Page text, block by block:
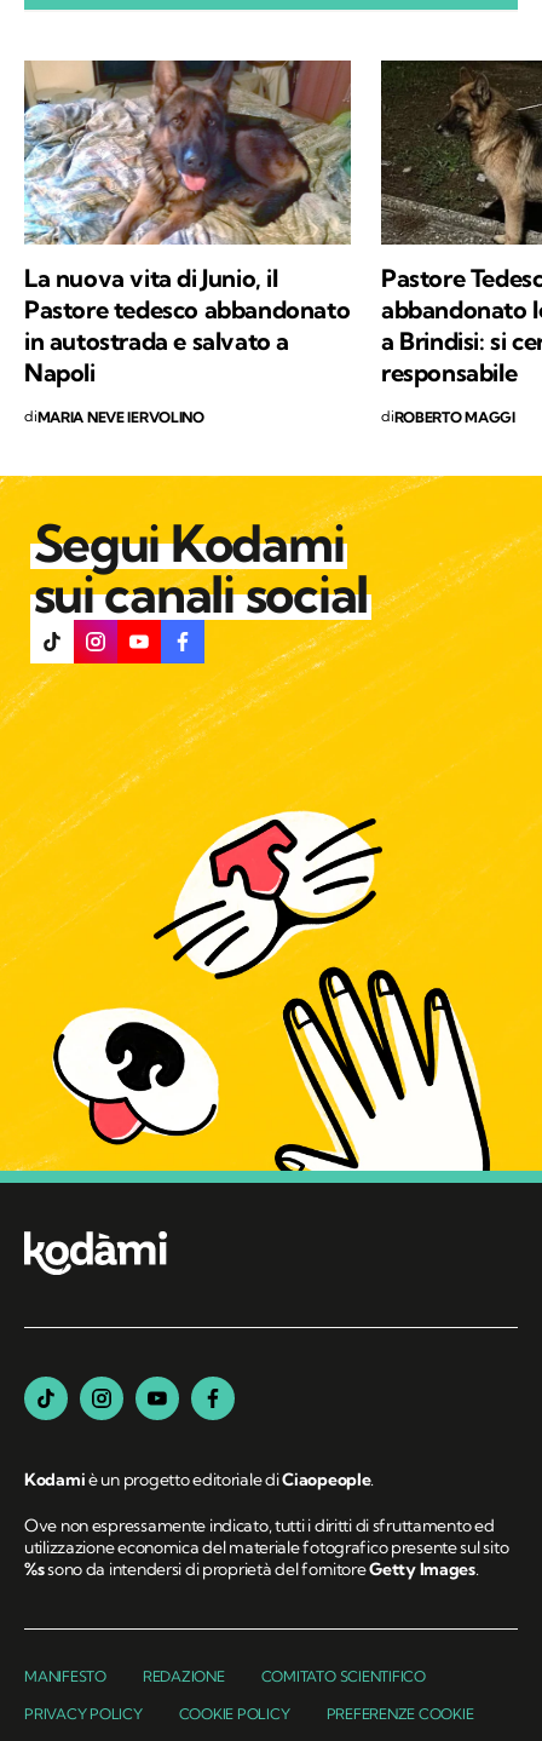
all’aria aperta, e appena posso mi cimento in
percorsi di trekking nella natura. Nella filosofia
di Kodami ho ritrovato i miei valori e un
approccio consapevole ma agile ai problemi
del mondo.
La nuova vita di Junio, il
Pastore tedesco abbandonato
in autostrada e salvato a
Napoli
diMARIA NEVE IERVOLINO
Pastore
abbandonato
a Brindisi: si
responsabile
diROBERTO MAGGI
Segui Kodami
sui canali social
Kodamiè un progetto editoriale diCiaopeople.
Ove non espressamente indicato, tutti i diritti di sfruttamento ed
utilizzazione economica del materiale fotografico presente sul sito
%ssono da intendersi di proprietà del fornitoreGetty Images.
MANIFESTO REDAZIONE COMITATO SCIENTIFICO
PRIVACY POLICY COOKIE POLICY PREFERENZE COOKIE